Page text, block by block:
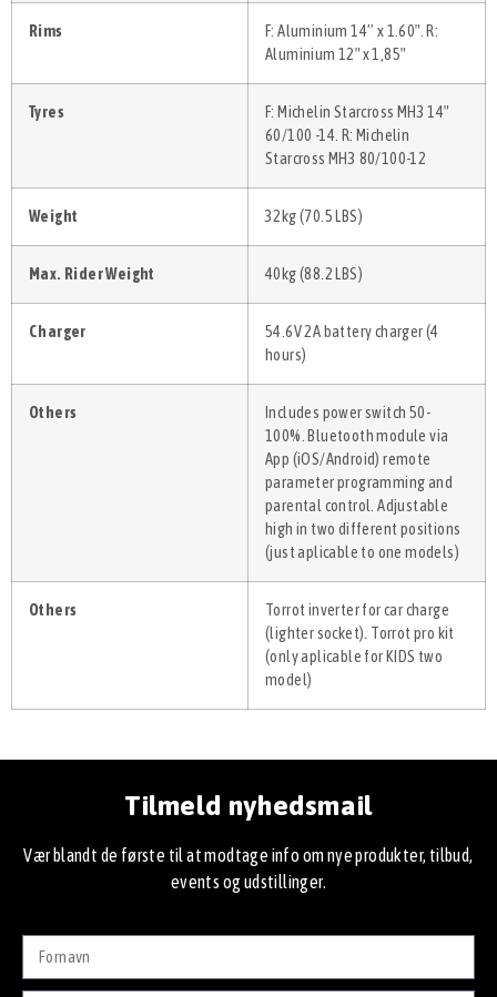
Rims
F: Aluminium 14” x 1.60″. R:
Aluminium 12″ x 1,85″
Tyres
F: Michelin Starcross MH3 14″
60/100 -14. R: Michelin
Starcross MH3 80/100-12
Weight 32kg (70.5 LBS)
Max. Rider Weight 40kg (88.2 LBS)
Charger
54.6V 2A battery charger (4
hours)
Others
Includes power switch 50-
100%. Bluetooth module via
App (iOS/Android) remote
parameter programming and
parental control. Adjustable
high in two different positions
(just aplicable to one models)
Others
Torrot inverter for car charge
(lighter socket). Torrot pro kit
(only aplicable for KIDS two
model)
Tilmeld nyhedsmail
Vær blandt de første til at modtage info om nye produkter, tilbud,
events og udstillinger.